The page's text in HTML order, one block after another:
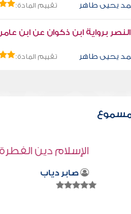
يحيى طاهر تقييم المادة:
برواية ابن ذكوان عن ابن عامر
يحيى طاهر تقييم المادة:
دين الفطرة